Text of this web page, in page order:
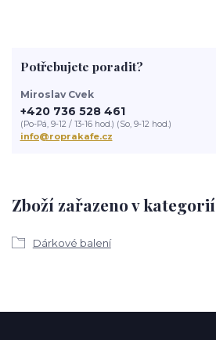
Zboží zařazeno v
Dárkové balení
Potřebujete poradit?
Miroslav Cvek
+420 736 528 461
(Po-Pá, 9-12 / 13-16 hod.) (So, 9-12 hod.)
info@roprakafe.cz